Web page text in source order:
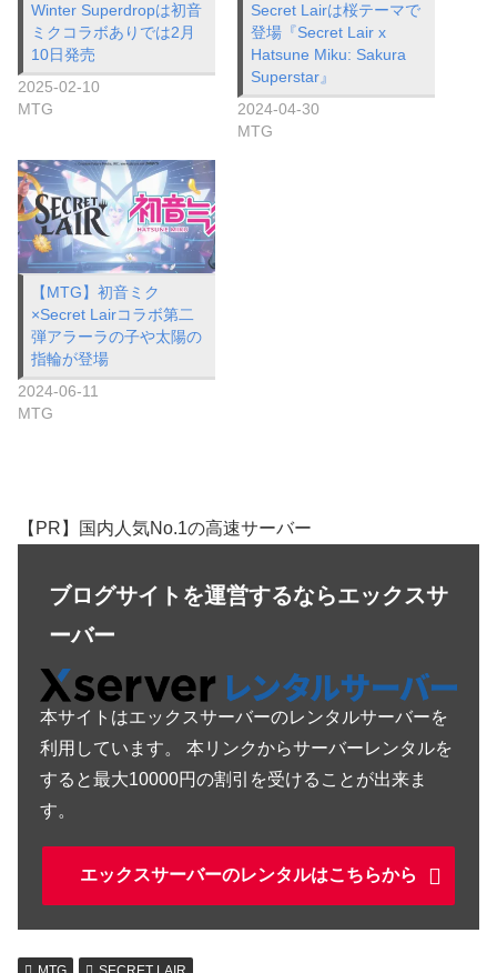
Winter Superdropは初音
ミクコラボありでは2月
10日発売
2025-02-10
MTG
Secret Lairは桜テーマで
登場『Secret Lair x
Hatsune Miku: Sakura
Superstar』
2024-04-30
MTG
【MTG】初音ミク
×Secret Lairコラボ第二
弾アラーラの子や太陽の
指輪が登場
2024-06-11
MTG
【PR】国内人気No.1の高速サーバー
ブログサイトを運営するならエックスサ
ーバー
本サイトはエックスサーバーのレンタルサーバーを
利用しています。 本リンクからサーバーレンタルを
すると最大10000円の割引を受けることが出来ま
す。
エックスサーバーのレンタルはこちらから